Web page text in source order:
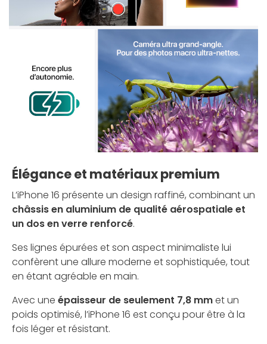
Élégance et matériaux premium
L’iPhone 16 présente un design raffiné, combinant un
châssis en aluminium de qualité aérospatiale et
un dos en verre renforcé.
Ses lignes épurées et son aspect minimaliste lui
confèrent une allure moderne et sophistiquée, tout
en étant agréable en main.
Avec une épaisseur de seulement 7,8 mmet un
poids optimisé, l’iPhone 16 est conçu pour être à la
fois léger et résistant.